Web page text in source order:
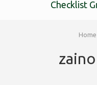
Checklist
Home